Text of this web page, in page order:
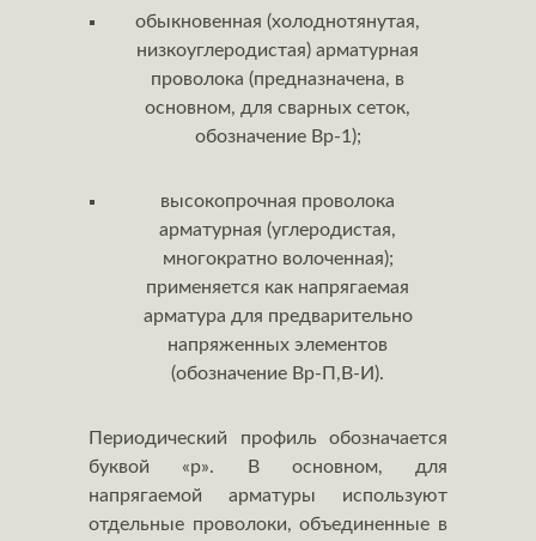
обыкновенная (холоднотянутая,
низкоуглеродистая) арматурная
проволока (предназначена, в
основном, для сварных сеток,
обозначение Вр-1);
высокопрочная проволока
арматурная (углеродистая,
многократно волоченная);
применяется как напрягаемая
арматура для предварительно
напряженных элементов
(обозначение Вр-П,В-И).
Периодический профиль обозначается
буквой «р». В основном, для
напрягаемой арматуры используют
отдельные проволоки, объединенные в